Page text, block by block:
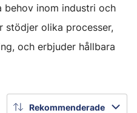
inom industri och
stödjer olika processer,
och erbjuder hållbara
Rekommenderade